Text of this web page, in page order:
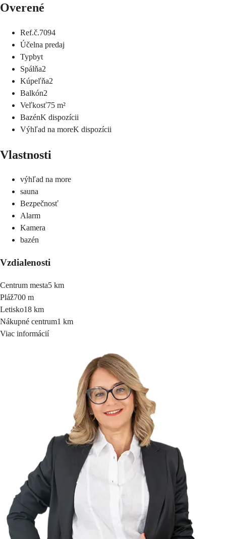
Overené
Ref.č.7094
Účelna predaj
Typbyt
Spálňa2
Kúpeľňa2
Balkón2
Veľkosť75 m²
BazénK dispozícii
Výhľad na moreK dispozícii
Vlastnosti
výhľad na more
sauna
Bezpečnosť
Alarm
Kamera
bazén
Vzdialenosti
Centrum mesta5 km
Pláž700 m
Letisko18 km
Nákupné centrum1 km
Viac informácií